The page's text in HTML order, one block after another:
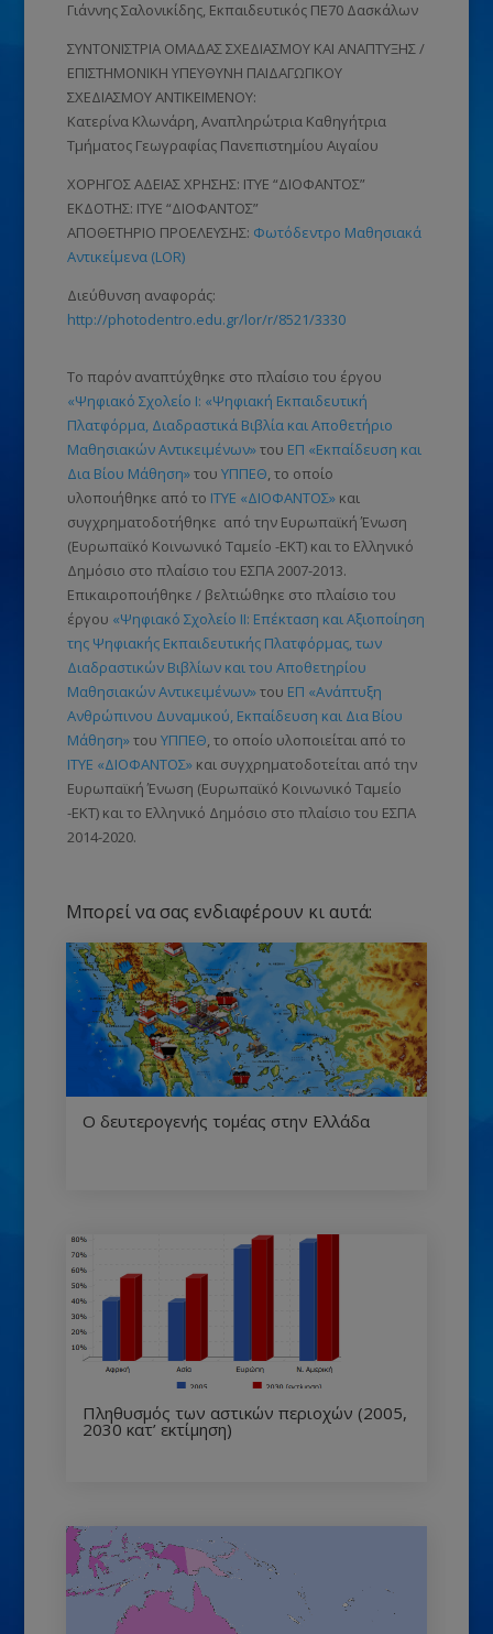
Γιάννης Σαλονικίδης, Εκπαιδευτικός ΠΕ70 Δασκάλων
ΣΥΝΤΟΝΙΣΤΡΙΑ ΟΜΑΔΑΣ ΣΧΕΔΙΑΣΜΟΥ ΚΑΙ ΑΝΑΠΤΥΞΗΣ /
ΕΠΙΣΤΗΜΟΝΙΚΗ ΥΠΕΥΘΥΝΗ ΠΑΙΔΑΓΩΓΙΚΟΥ
ΣΧΕΔΙΑΣΜΟΥ ΑΝΤΙΚΕΙΜΕΝΟΥ:
Κατερίνα Κλωνάρη, Αναπληρώτρια Καθηγήτρια
Τμήματος Γεωγραφίας Πανεπιστημίου Αιγαίου
ΧΟΡΗΓΟΣ ΑΔΕΙΑΣ ΧΡΗΣΗΣ: ΙΤΥΕ “ΔΙΟΦΑΝΤΟΣ”
ΕΚΔΟΤΗΣ: ΙΤΥΕ “ΔΙΟΦΑΝΤΟΣ”
ΑΠΟΘΕΤΗΡΙΟ ΠΡΟΕΛΕΥΣΗΣ: Φωτόδεντρο Μαθησιακά
Αντικείμενα (LOR)
Διεύθυνση αναφοράς:
http://photodentro.edu.gr/lor/r/8521/3330
Το παρόν αναπτύχθηκε στο πλαίσιο του έργου
«Ψηφιακό Σχολείο Ι: «Ψηφιακή Εκπαιδευτική
Πλατφόρμα, Διαδραστικά Βιβλία και Αποθετήριο
Μαθησιακών Αντικειμένων»του ΕΠ «Εκπαίδευση και
Δια Βίου Μάθηση»του ΥΠΠΕΘ, το οποίο
υλοποιήθηκε από το ΙΤΥΕ «ΔΙΟΦΑΝΤΟΣ»και
συγχρηματοδοτήθηκε από την Ευρωπαϊκή Ένωση
(Ευρωπαϊκό Κοινωνικό Ταμείο -ΕΚΤ)και το Ελληνικό
Δημόσιο στο πλαίσιο του ΕΣΠΑ 2007-2013.
Επικαιροποιήθηκε / βελτιώθηκε στο πλαίσιο του
έργου «Ψηφιακό Σχολείο ΙΙ: Επέκταση και Αξιοποίηση
της Ψηφιακής Εκπαιδευτικής Πλατφόρμας, των
Διαδραστικών Βιβλίων και του Αποθετηρίου
Μαθησιακών Αντικειμένων»του ΕΠ «Ανάπτυξη
Ανθρώπινου Δυναμικού, Εκπαίδευση και Δια Βίου
Μάθηση»του ΥΠΠΕΘ, το οποίο υλοποιείται από το
ΙΤΥΕ «ΔΙΟΦΑΝΤΟΣ»και συγχρηματοδοτείται από την
Ευρωπαϊκή Ένωση (Ευρωπαϊκό Κοινωνικό Ταμείο
-ΕΚΤ)και το Ελληνικό Δημόσιο στο πλαίσιο του ΕΣΠΑ
2014-2020.
Μπορεί να σας ενδιαφέρουν κι αυτά:
Ο δευτερογενής τομέας στην Ελλάδα
Πληθυσμός των αστικών περιοχών (2005,
2030 κατ’ εκτίμηση)